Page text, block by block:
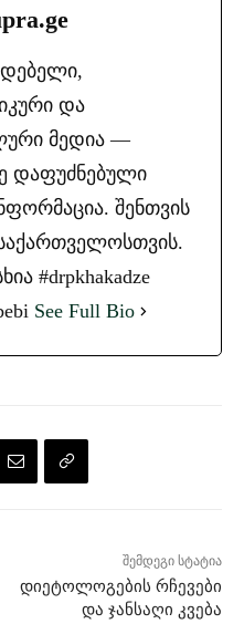
და
მედია —
დაფუძნებული
შენთვის
#drpkhakadze
See Full Bio
შემდეგი სტატია
დიეტოლოგების რჩევები
და ჯანსაღი კვება